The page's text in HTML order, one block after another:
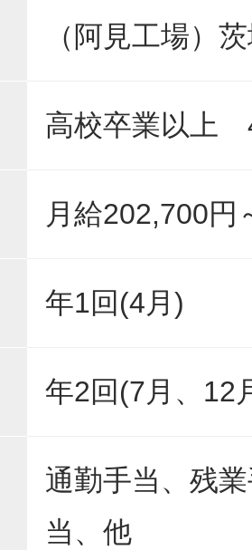
（阿見工場）
高校卒業以上
月給202,700円
年1回(4月)
年2回(7月、
通勤手当、残
当、他